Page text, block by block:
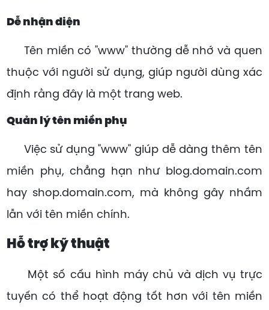
Dễ nhận diện
Tên miền có "www" thường dễ nhớ và quen
thuộc với người sử dụng, giúp người dùng xác
định rằng đây là một trang web.
Quản lý tên miền phụ
Việc sử dụng "www" giúp dễ dàng thêm tên
miền phụ, chẳng hạn như blog.domain.com
hay shop.domain.com, mà không gây nhầm
lẫn với tên miền chính.
Hỗ trợ kỹ thuật
Một số cấu hình máy chủ và dịch vụ trực
tuyến có thể hoạt động tốt hơn với tên miền